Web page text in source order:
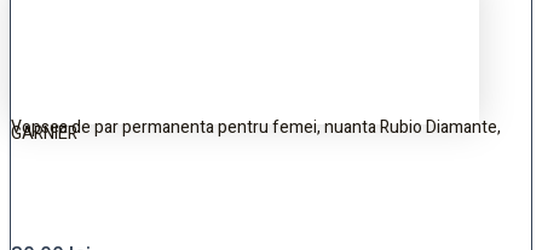
Vopsea de par permanenta pentru femei, nuanta Rubio Diamante,
GARNIER